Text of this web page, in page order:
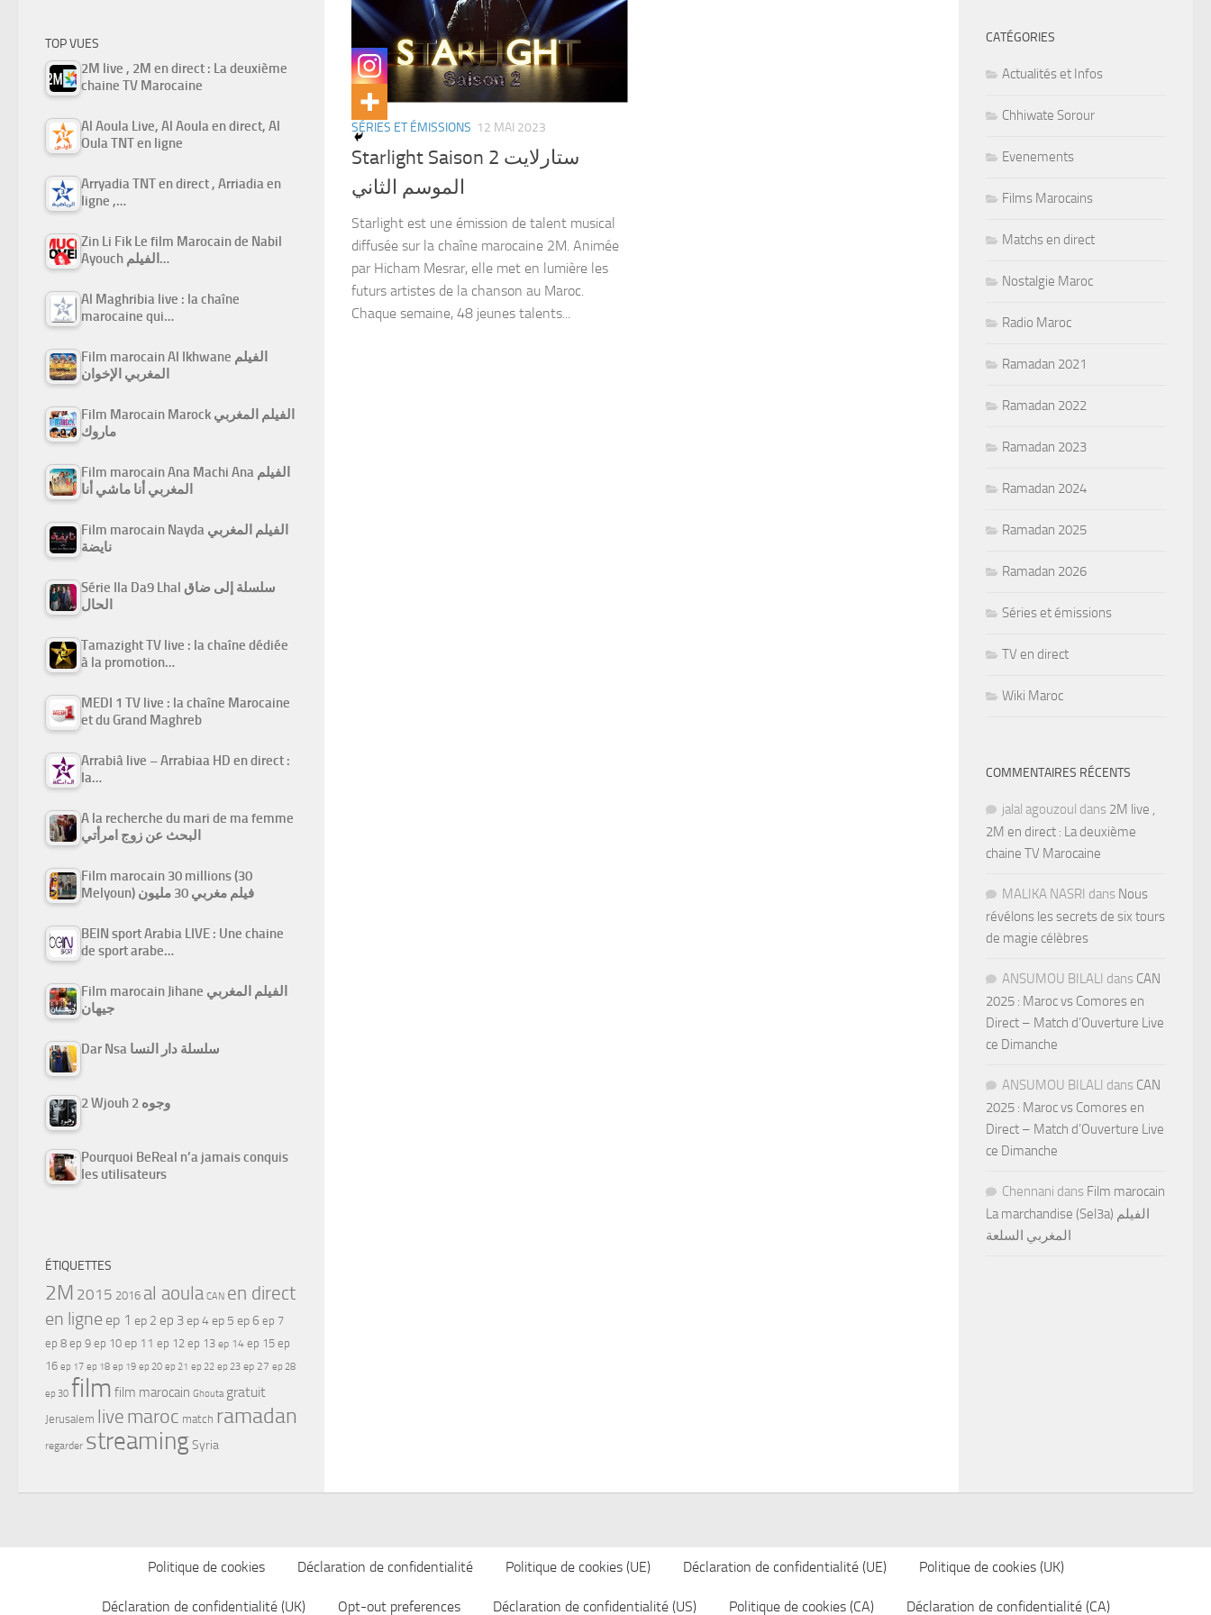
SÉRIES ET ÉMISSIONS 12 MAI 2023
Starlight Saison 2 ستارلايت
الموسم الثاني
Starlight est une émission de talent musical
diffusée sur la chaîne marocaine 2M. Animée
par Hicham Mesrar, elle met en lumière les
futurs artistes de la chanson au Maroc.
Chaque semaine, 48 jeunes talents...
TOP VUES
2M live , 2M en direct : La deuxième
chaine TV Marocaine
Al Aoula Live, Al Aoula en direct, Al
Oula TNT en ligne
Arryadia TNT en direct , Arriadia en
ligne ,…
Zin Li Fik Le film Marocain de Nabil
Ayouch الفيلم…
Al Maghribia live : la chaîne
marocaine qui…
Film marocain Al Ikhwane الفيلم
المغربي الإخوان
Film Marocain Marock الفيلم المغربي
ماروك
Film marocain Ana Machi Ana الفيلم
المغربي أنا ماشي أنا
Film marocain Nayda الفيلم المغربي
نايضة
Série Ila Da9 Lhal سلسلة إلى ضاق
الحال
Tamazight TV live : la chaîne dédiée
à la promotion…
MEDI 1 TV live : la chaîne Marocaine
et du Grand Maghreb
Arrabiâ live – Arrabiaa HD en direct :
la…
A la recherche du mari de ma femme
البحث عن زوج امرأتي
Film marocain 30 millions (30
Melyoun) فيلم مغربي 30 مليون
BEIN sport Arabia LIVE : Une chaine
de sport arabe…
Film marocain Jihane الفيلم المغربي
جيهان
Dar Nsa سلسلة دار النسا
2 Wjouh 2 وجوه
Pourquoi BeReal n’a jamais conquis
les utilisateurs
ÉTIQUETTES
2M 2015 2016 al aoula CAN en direct
en ligne ep 1 ep 2 ep 3ep 4ep 5 ep 6 ep 7
ep 8 ep 9 ep 10 ep 11 ep 12 ep 13 ep 14 ep 15 ep
16 ep 17 ep 18 ep 19 ep 20 ep 21 ep 22 ep 23 ep 27 ep 28
ep 30 film film marocain Ghouta gratuit
Jerusalem live maroc match ramadan
regarder streamingSyria
CATÉGORIES
Actualités et Infos
Chhiwate Sorour
Evenements
Films Marocains
Matchs en direct
Nostalgie Maroc
Radio Maroc
Ramadan 2021
Ramadan 2022
Ramadan 2023
Ramadan 2024
Ramadan 2025
Ramadan 2026
Séries et émissions
TV en direct
Wiki Maroc
COMMENTAIRES RÉCENTS
jalal agouzoul dans 2M live ,
2M en direct : La deuxième
chaine TV Marocaine
MALIKA NASRI dans Nous
révélons les secrets de six tours
de magie célèbres
ANSUMOU BILALI dans CAN
2025 : Maroc vs Comores en
Direct – Match d’Ouverture Live
ce Dimanche
ANSUMOU BILALI dans CAN
2025 : Maroc vs Comores en
Direct – Match d’Ouverture Live
ce Dimanche
Chennani dans Film marocain
La marchandise (Sel3a) الفيلم
المغربي السلعة
Politique de cookies Déclaration de confidentialité Politique de cookies (UE) Déclaration de confidentialité (UE) Politique de cookies (UK)
Déclaration de confidentialité (UK) Opt-out preferences Déclaration de confidentialité (US) Politique de cookies (CA) Déclaration de confidentialité (CA)